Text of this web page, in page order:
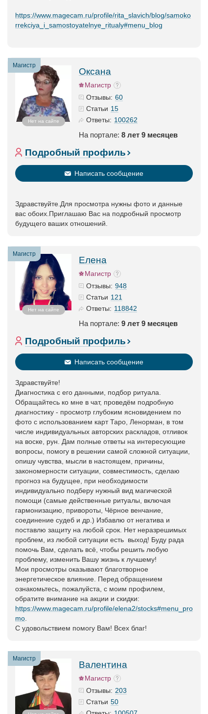
https://www.magecam.ru/profile/rita_slavich/blog/samoko
rrekciya_i_samostoyatelnye_ritualy#menu_blog
Магистр
Нет на сайте
Оксана
Магистр
Отзывы: 60
Статьи 15
Ответы: 100262
На портале: 8 лет 9 месяцев
Подробный профиль
Написать сообщение
Здравствуйте.Для просмотра нужны фото и данные
вас обоих.Приглашаю Вас на подробный просмотр
будущего ваших отношений.
Магистр
Нет на сайте
Елена
Магистр
Отзывы: 948
Статьи 121
Ответы: 118842
На портале: 9 лет 9 месяцев
Подробный профиль
Написать сообщение
Здравствуйте!
Диагностика с его данными, подбор ритуала.
Обращайтесь ко мне в чат, проведём подробную
диагностику - просмотр глубоким ясновидением по
фото с использованием карт Таро, Ленорман, в том
числе индивидуальных авторских раскладов, отливок
на воске, рун. Дам полные ответы на интересующие
вопросы, помогу в решении самой сложной ситуации,
опишу чувства, мысли в настоящем, причины,
закономерности ситуации, совместимость, сделаю
прогноз на будущее, при необходимости
индивидуально подберу нужный вид магической
помощи (самые действенные ритуалы, включая
гармонизацию, привороты, Чёрное венчание,
соединение судеб и др.) Избавлю от негатива и
поставлю защиту на любой срок. Нет неразрешимых
проблем, из любой ситуации есть выход! Буду рада
помочь Вам, сделать всё, чтобы решить любую
проблему, изменить Вашу жизнь к лучшему!
Мои просмотры оказывают благотворное
энергетическое влияние. Перед обращением
ознакомьтесь, пожалуйста, с моим профилем,
обратите внимание на акции и скидки:
https://www.magecam.ru/profile/elena2/stocks#menu_pro
mo
С удовольствием помогу Вам! Всех благ!
Магистр
Валентина
Магистр
Отзывы: 203
Статьи 50